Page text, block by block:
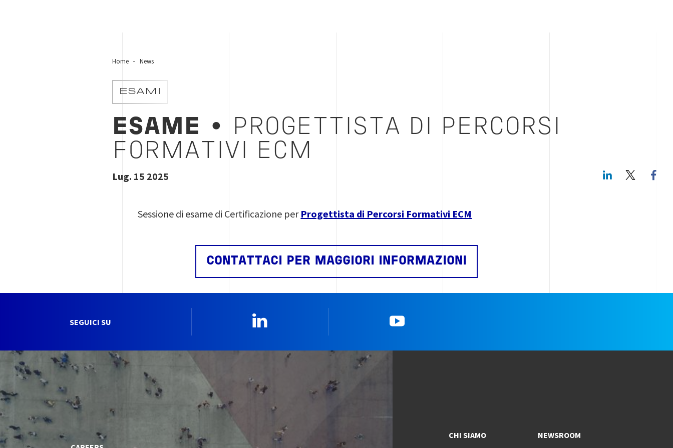
Home News
ESAMI
ESAME • PROGETTISTA DI PERCORSI
FORMATIVI ECM
Lug. 15 2025 LinkedIn
Sessione di esame di Certificazione per Progettista di Percorsi Formativi ECM
CONTATTACI PER MAGGIORI INFORMAZIONI
SEGUICI SU
CHI SIAMO NEWSROOM